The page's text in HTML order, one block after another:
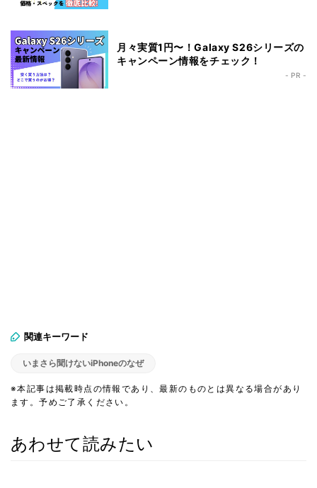
月々実質1円〜！Galaxy S26シリーズの
キャンペーン情報をチェック！
- PR -
関連キーワード
いまさら聞けないiPhoneのなぜ
※本記事は掲載時点の情報であり、最新のものとは異なる場合があり
ます。予めご了承ください。
あわせて読みたい